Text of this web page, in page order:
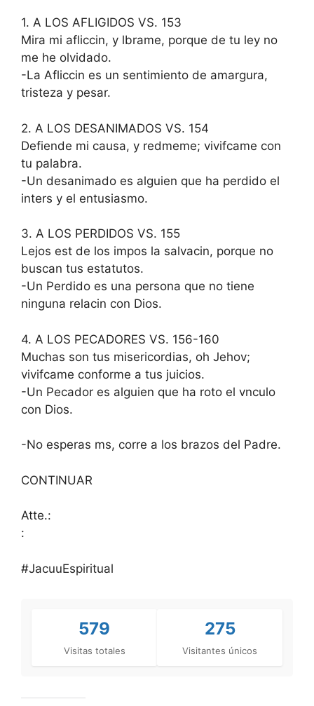
1. A LOS AFLIGIDOS VS. 153
Mira mi afliccin, y lbrame, porque de tu ley no
me he olvidado.
-La Afliccin es un sentimiento de amargura,
tristeza y pesar.
2. A LOS DESANIMADOS VS. 154
Defiende mi causa, y redmeme; vivifcame con
tu palabra.
-Un desanimado es alguien que ha perdido el
inters y el entusiasmo.
3. A LOS PERDIDOS VS. 155
Lejos est de los impos la salvacin, porque no
buscan tus estatutos.
-Un Perdido es una persona que no tiene
ninguna relacin con Dios.
4. A LOS PECADORES VS. 156-160
Muchas son tus misericordias, oh Jehov;
vivifcame conforme a tus juicios.
-Un Pecador es alguien que ha roto el vnculo
con Dios.
-No esperas ms, corre a los brazos del Padre.
CONTINUAR
Atte.:
:
#JacuuEspiritual
579
Visitas totales
275
Visitantes únicos